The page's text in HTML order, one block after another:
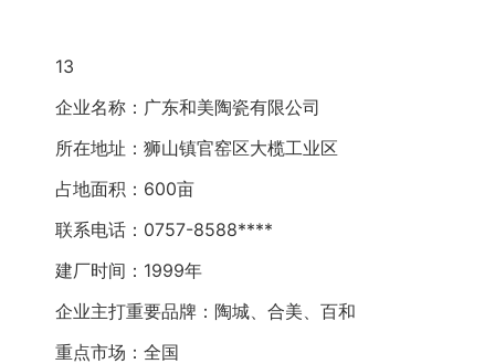
13
企业名称：广东和美陶瓷有限公司
所在地址：狮山镇官窑区大榄工业区
占地面积：600亩
联系电话：0757-8588****
建厂时间：1999年
企业主打重要品牌：陶城、合美、百和
重点市场：全国